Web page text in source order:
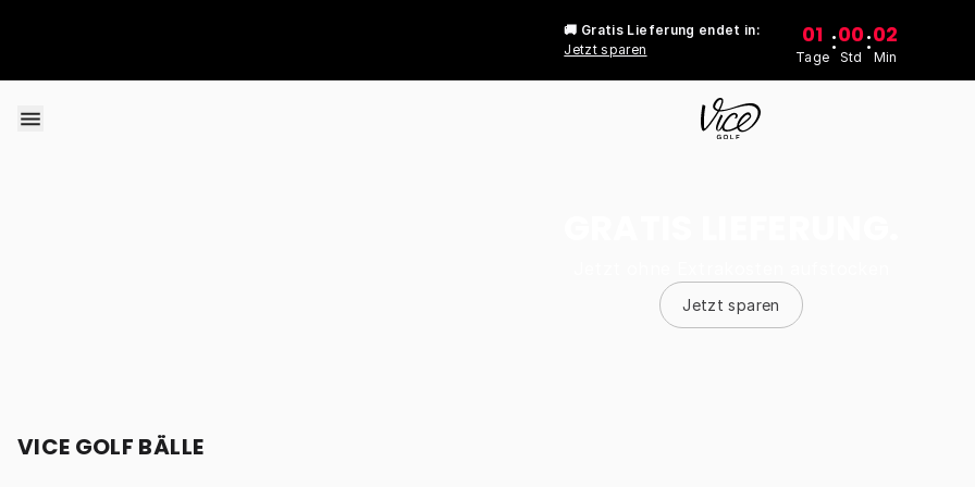
🚚 Gratis Lieferung endet in:
Jetzt sparen
01
Tage
:00
Std
:02
Min
Jetzt sparen
VICE GOLF BÄLLE